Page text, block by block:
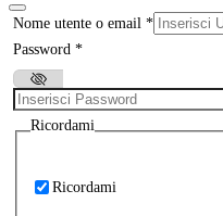
Nome utente o email *
Password *
Ricordami
Ricordami